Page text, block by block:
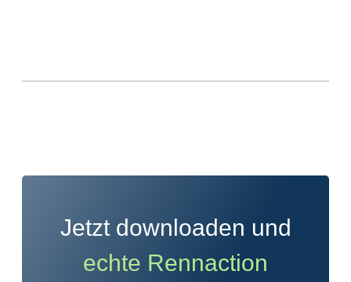
Jetzt downloaden und
echte Rennaction